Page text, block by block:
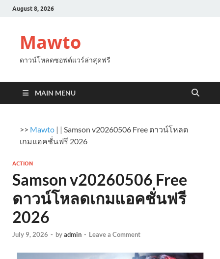
August 8, 2026
Mawto
ดาวน์โหลดซอฟต์แวร์ล่าสุดฟรี
MAIN MENU
>> Mawto | | Samson v20260506 Free ดาวน์โหลด
เกมแอคชั่นฟรี 2026
ACTION
Samson v20260506 Free
ดาวน์โหลดเกมแอคชั่นฟรี
2026
July 9, 2026 - byadmin - Leave a Comment